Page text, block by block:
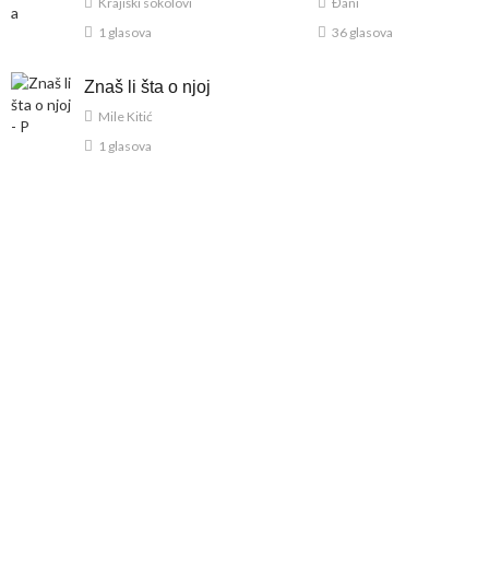
1 glasova
36 glasova
Znaš li šta o njoj
Mile Kitić
1 glasova